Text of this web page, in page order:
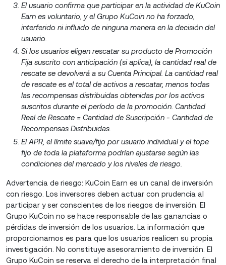
El usuario confirma que participar en la actividad de KuCoin
Earn es voluntario, y el Grupo KuCoin no ha forzado,
interferido ni influido de ninguna manera en la decisión del
usuario.
Si los usuarios eligen rescatar su producto de Promoción
Fija suscrito con anticipación (si aplica), la cantidad real de
rescate se devolverá a su Cuenta Principal. La cantidad real
de rescate es el total de activos a rescatar, menos todas
las recompensas distribuidas obtenidas por los activos
suscritos durante el período de la promoción. Cantidad
Real de Rescate = Cantidad de Suscripción - Cantidad de
Recompensas Distribuidas.
El APR, el límite suave/fijo por usuario individual y el tope
fijo de toda la plataforma podrían ajustarse según las
condiciones del mercado y los niveles de riesgo.
Advertencia de riesgo: KuCoin Earn es un canal de inversión
con riesgo. Los inversores deben actuar con prudencia al
participar y ser conscientes de los riesgos de inversión. El
Grupo KuCoin no se hace responsable de las ganancias o
pérdidas de inversión de los usuarios. La información que
proporcionamos es para que los usuarios realicen su propia
investigación. No constituye asesoramiento de inversión. El
Grupo KuCoin se reserva el derecho de la interpretación final